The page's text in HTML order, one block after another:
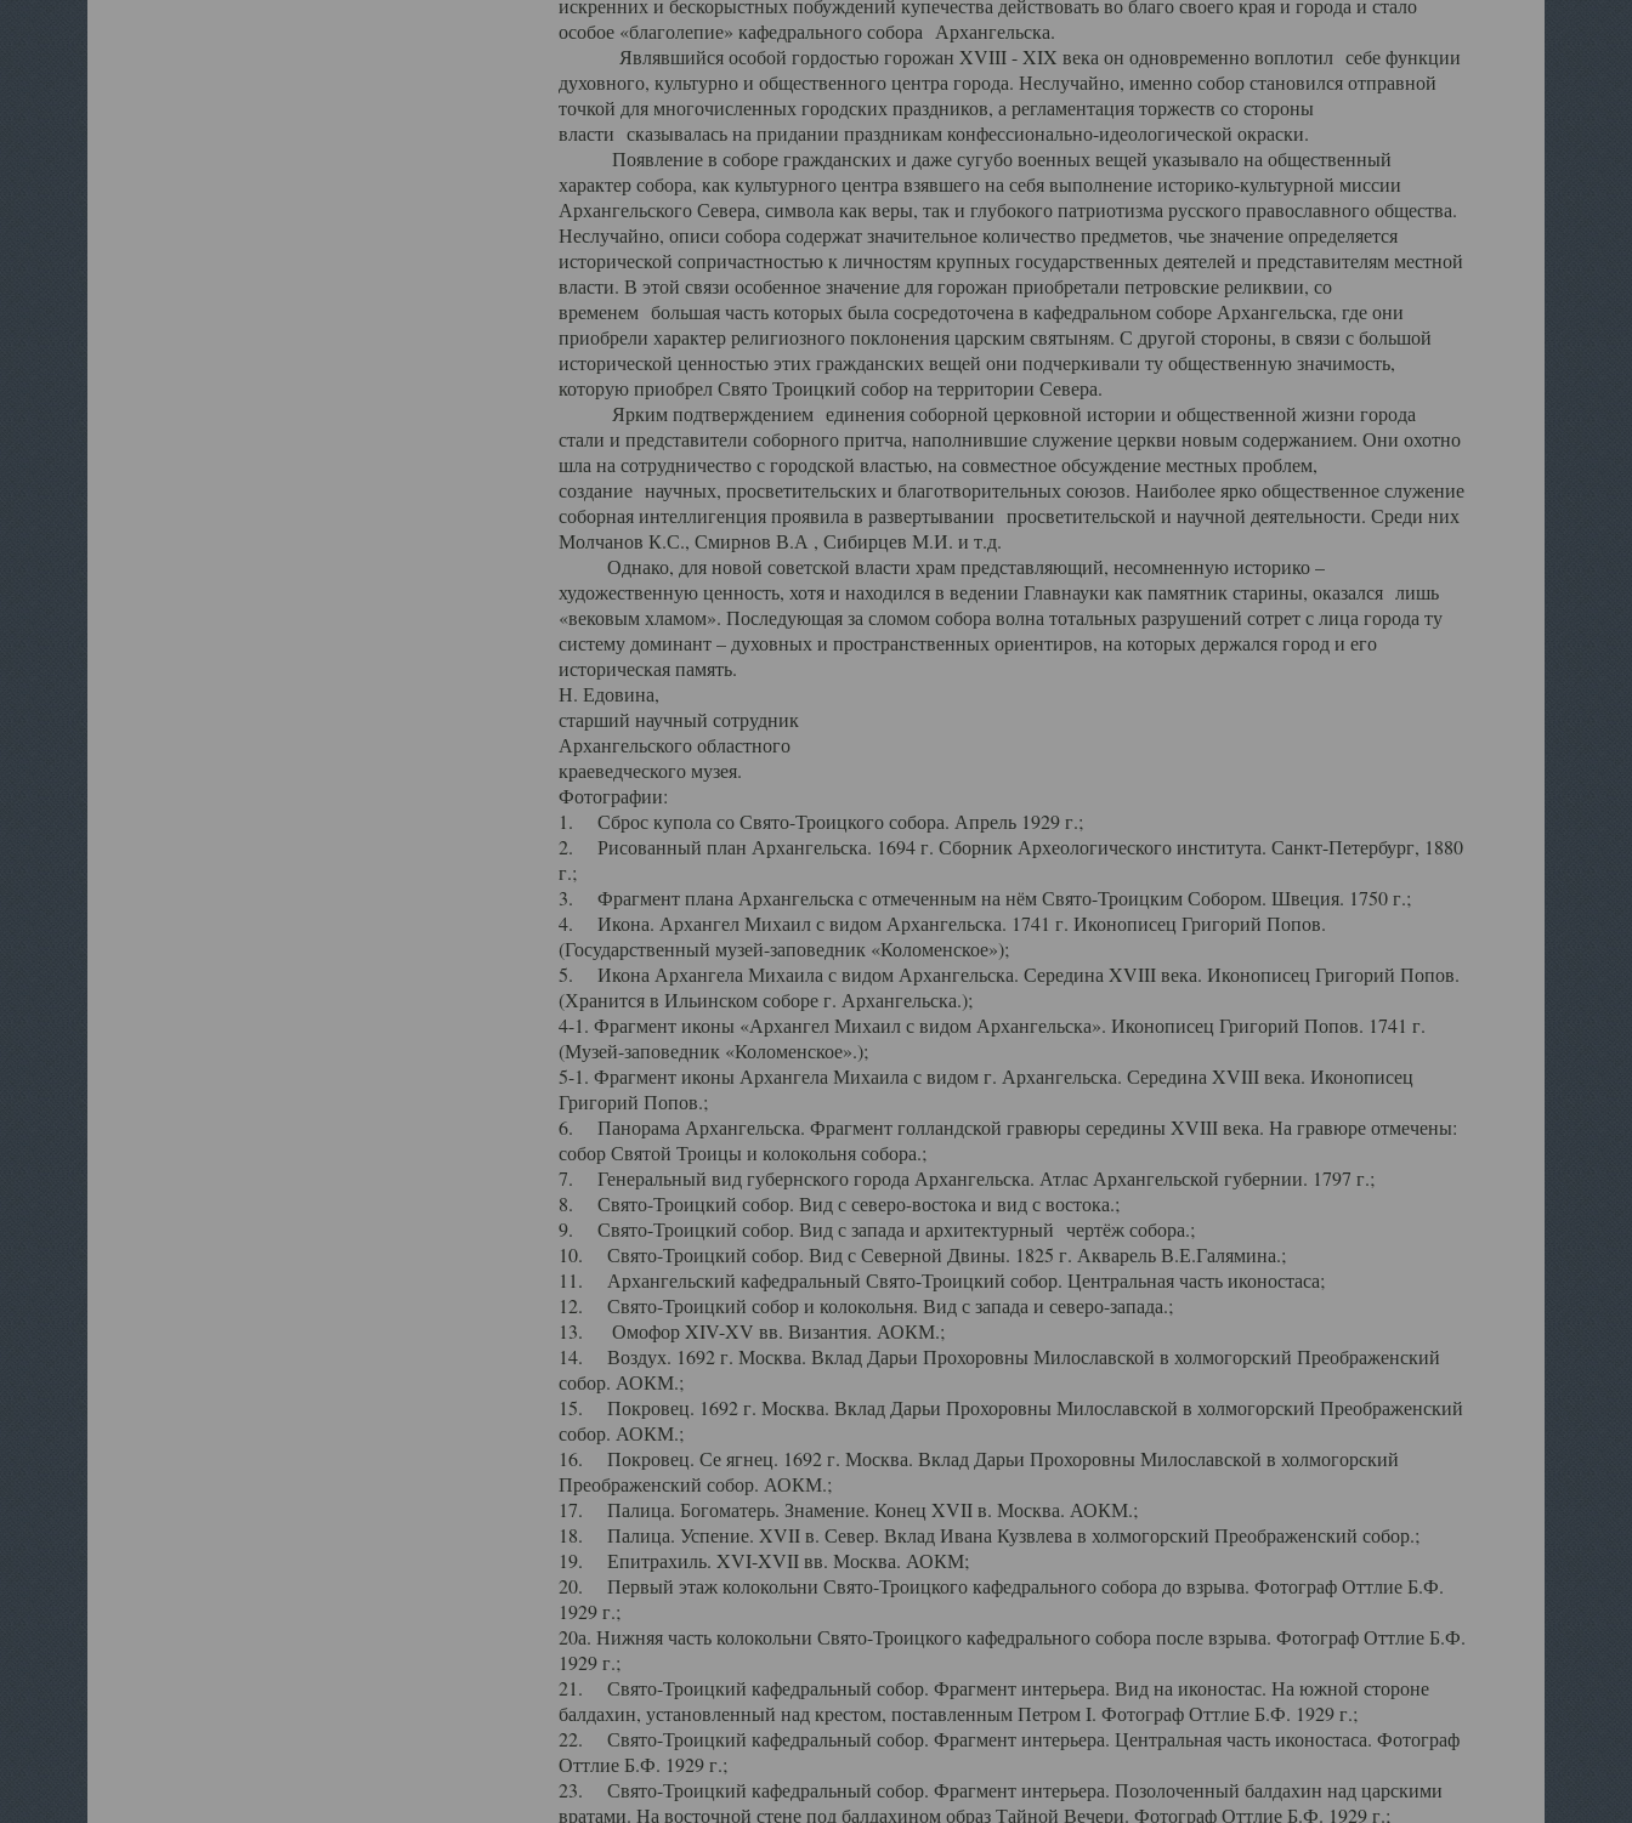
искренних и бескорыстных побуждений купечества действовать во благо своего края и города и стало
особое «благолепие» кафедрального собора Архангельска.
Являвшийся особой гордостью горожан XVIII - XIX века он одновременно воплотил себе функции
духовного, культурно и общественного центра города. Неслучайно, именно собор становился отправной
точкой для многочисленных городских праздников, а регламентация торжеств со стороны
власти сказывалась на придании праздникам конфессионально-идеологической окраски.
Появление в соборе гражданских и даже сугубо военных вещей указывало на общественный
характер собора, как культурного центра взявшего на себя выполнение историко-культурной миссии
Архангельского Севера, символа как веры, так и глубокого патриотизма русского православного общества.
Неслучайно, описи собора содержат значительное количество предметов, чье значение определяется
исторической сопричастностью к личностям крупных государственных деятелей и представителям местной
власти. В этой связи особенное значение для горожан приобретали петровские реликвии, со
временем большая часть которых была сосредоточена в кафедральном соборе Архангельска, где они
приобрели характер религиозного поклонения царским святыням. С другой стороны, в связи с большой
исторической ценностью этих гражданских вещей они подчеркивали ту общественную значимость,
которую приобрел Свято Троицкий собор на территории Севера.
Ярким подтверждением единения соборной церковной истории и общественной жизни города
стали и представители соборного притча, наполнившие служение церкви новым содержанием. Они охотно
шла на сотрудничество с городской властью, на совместное обсуждение местных проблем,
создание научных, просветительских и благотворительных союзов. Наиболее ярко общественное служение
соборная интеллигенция проявила в развертывании просветительской и научной деятельности. Среди них
Молчанов К.С., Смирнов В.А , Сибирцев М.И. и т.д.
Однако, для новой советской власти храм представляющий, несомненную историко –
художественную ценность, хотя и находился в ведении Главнауки как памятник старины, оказался лишь
«вековым хламом». Последующая за сломом собора волна тотальных разрушений сотрет с лица города ту
систему доминант – духовных и пространственных ориентиров, на которых держался город и его
историческая память.
Н. Едовина,
старший научный сотрудник
Архангельского областного
краеведческого музея.
Фотографии:
1. Сброс купола со Свято-Троицкого собора. Апрель 1929 г.;
2. Рисованный план Архангельска. 1694 г. Сборник Археологического института. Санкт-Петербург, 1880
г.;
3. Фрагмент плана Архангельска с отмеченным на нём Свято-Троицким Собором. Швеция. 1750 г.;
4. Икона. Архангел Михаил с видом Архангельска. 1741 г. Иконописец Григорий Попов.
(Государственный музей-заповедник «Коломенское»);
5. Икона Архангела Михаила с видом Архангельска. Середина XVIII века. Иконописец Григорий Попов.
(Хранится в Ильинском соборе г. Архангельска.);
4-1. Фрагмент иконы «Архангел Михаил с видом Архангельска». Иконописец Григорий Попов. 1741 г.
(Музей-заповедник «Коломенское».);
5-1. Фрагмент иконы Архангела Михаила с видом г. Архангельска. Середина XVIII века. Иконописец
Григорий Попов.;
6. Панорама Архангельска. Фрагмент голландской гравюры середины XVIII века. На гравюре отмечены:
собор Святой Троицы и колокольня собора.;
7. Генеральный вид губернского города Архангельска. Атлас Архангельской губернии. 1797 г.;
8. Свято-Троицкий собор. Вид с северо-востока и вид с востока.;
9. Свято-Троицкий собор. Вид с запада и архитектурный чертёж собора.;
10. Свято-Троицкий собор. Вид с Северной Двины. 1825 г. Акварель В.Е.Галямина.;
11. Архангельский кафедральный Свято-Троицкий собор. Центральная часть иконостаса;
12. Свято-Троицкий собор и колокольня. Вид с запада и северо-запада.;
13. Омофор XIV-XV вв. Византия. АОКМ.;
14. Воздух. 1692 г. Москва. Вклад Дарьи Прохоровны Милославской в холмогорский Преображенский
собор. АОКМ.;
15. Покровец. 1692 г. Москва. Вклад Дарьи Прохоровны Милославской в холмогорский Преображенский
собор. АОКМ.;
16. Покровец. Се ягнец. 1692 г. Москва. Вклад Дарьи Прохоровны Милославской в холмогорский
Преображенский собор. АОКМ.;
17. Палица. Богоматерь. Знамение. Конец XVII в. Москва. АОКМ.;
18. Палица. Успение. XVII в. Север. Вклад Ивана Кузвлева в холмогорский Преображенский собор.;
19. Епитрахиль. XVI-XVII вв. Москва. АОКМ;
20. Первый этаж колокольни Свято-Троицкого кафедрального собора до взрыва. Фотограф Оттлие Б.Ф.
1929 г.;
20а. Нижняя часть колокольни Свято-Троицкого кафедрального собора после взрыва. Фотограф Оттлие Б.Ф.
1929 г.;
21. Свято-Троицкий кафедральный собор. Фрагмент интерьера. Вид на иконостас. На южной стороне
балдахин, установленный над крестом, поставленным Петром I. Фотограф Оттлие Б.Ф. 1929 г.;
22. Свято-Троицкий кафедральный собор. Фрагмент интерьера. Центральная часть иконостаса. Фотограф
Оттлие Б.Ф. 1929 г.;
23. Свято-Троицкий кафедральный собор. Фрагмент интерьера. Позолоченный балдахин над царскими
вратами. На восточной стене под балдахином образ Тайной Вечери. Фотограф Оттлие Б.Ф. 1929 г.;